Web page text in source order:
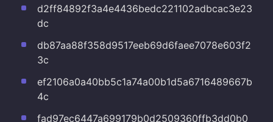
d2ff84892f3a4e4436bedc221102adbcac3e23
dc
db87aa88f358d9517eeb69d6faee7078e603f2
3c
ef2106a0a40bb5c1a74a00b1d5a6716489667b
4c
fad97ec6447a699179b0d2509360ffb3dd0b0